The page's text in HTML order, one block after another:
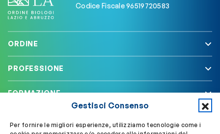
Gestisci Consenso
Per fornire le migliori esperienze, utilizziamo tecnologie come i
Codice Fiscale 96519720583
ORDINE
PROFESSIONE
FORMAZIONE